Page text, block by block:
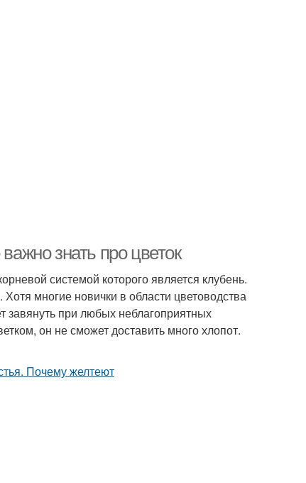
знать про цветок
системой которого является клубень.
многие новички в области цветоводства
завянуть при любых неблагоприятных
он не сможет доставить много хлопот.